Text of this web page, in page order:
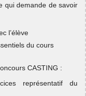
qui demande de savoir
l’élève
du cours
CASTING :
représentatif du